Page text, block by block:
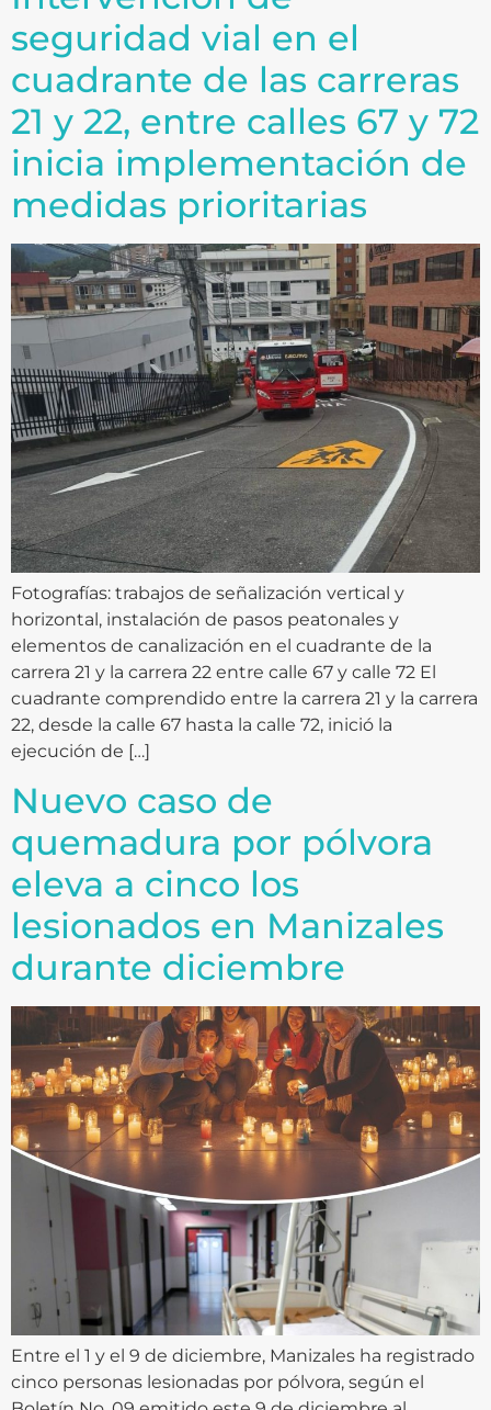
seguridad vial en el
cuadrante de las carreras
21 y 22, entre calles 67 y 72
inicia implementación de
medidas prioritarias
Fotografías: trabajos de señalización vertical y
horizontal, instalación de pasos peatonales y
elementos de canalización en el cuadrante de la
carrera 21 y la carrera 22 entre calle 67 y calle 72 El
cuadrante comprendido entre la carrera 21 y la carrera
22, desde la calle 67 hasta la calle 72, inició la
ejecución de […]
Nuevo caso de
quemadura por pólvora
eleva a cinco los
lesionados en Manizales
durante diciembre
Entre el 1 y el 9 de diciembre, Manizales ha registrado
cinco personas lesionadas por pólvora, según el